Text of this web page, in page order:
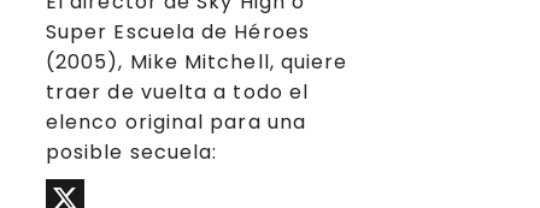
Super Escuela de Héroes
(2005), Mike Mitchell, quiere
traer de vuelta a todo el
elenco original para una
posible secuela: